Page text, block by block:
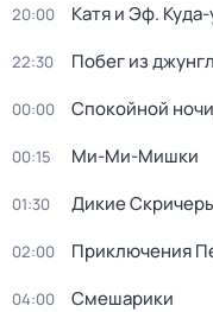
20:00 Катя и Эф.
22:30 Побег из
00:00 Спокойной
00:15 Ми-Ми-Мишки
01:30 Дикие
02:00 Приключения
04:00 Смешарики